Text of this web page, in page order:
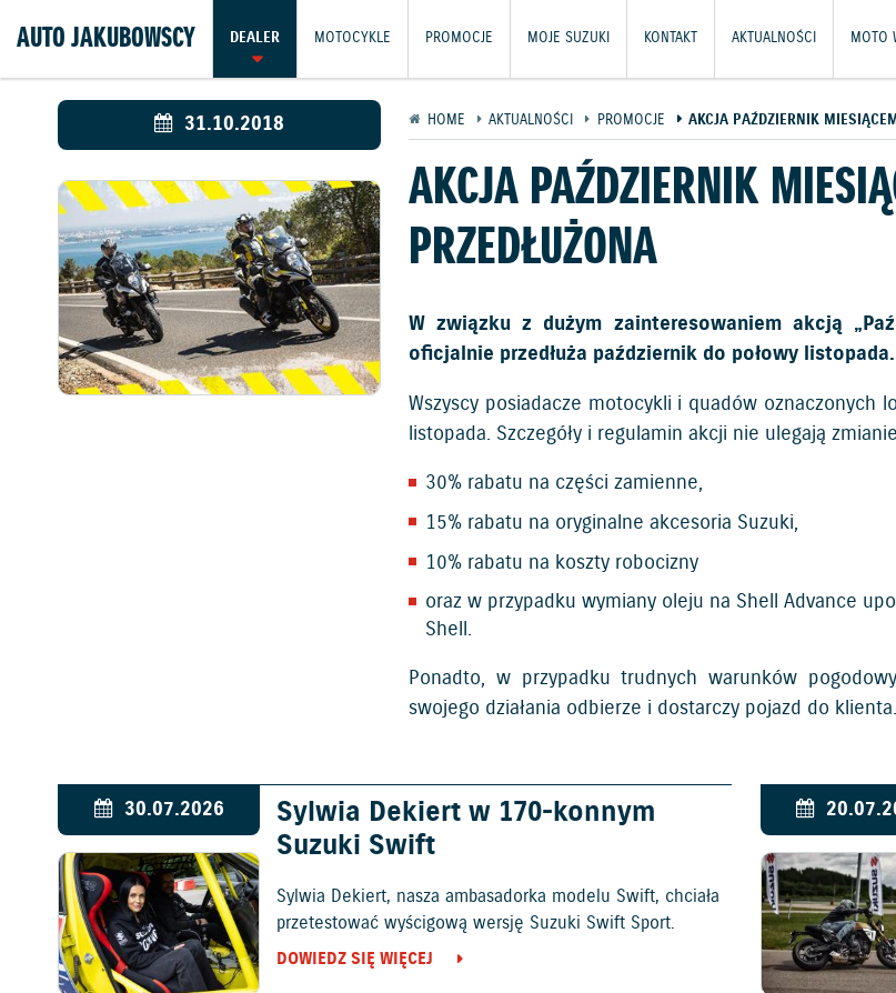
AUTO JAKUBOWSCY DEALER MOTOCYKLE PROMOCJE MOJE SUZUKI KONTAKT AKTUALNOŚCI MOTO
31.10.2018 HOME AKTUALNOŚCI PROMOCJE AKCJA PAŹDZIERNIK
AKCJA PAŹDZIERNIK
PRZEDŁUŻONA
W związku z dużym zainteresowaniem akcją
oficjalnie przedłuża październik do połowy listopada.
Wszyscy posiadacze motocykli i quadów oznaczonych
listopada. Szczegóły i regulamin akcji nie ulegają
30% rabatu na części zamienne,
15% rabatu na oryginalne akcesoria Suzuki,
10% rabatu na koszty robocizny
oraz w przypadku wymiany oleju na Shell Advance
Shell.
Ponadto, w przypadku trudnych warunków
swojego działania odbierze i dostarczy pojazd do
30.07.2026
Sylwia Dekiert w 170-konnym
Suzuki Swift
Sylwia Dekiert, nasza ambasadorka modelu Swift, chciała
przetestować wyścigową wersję Suzuki Swift Sport.
DOWIEDZ SIĘ WIĘCEJ